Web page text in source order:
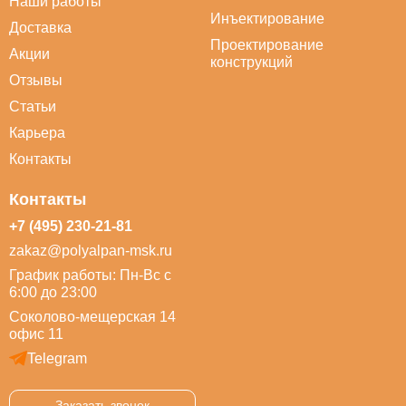
Доставка
Акции
Отзывы
Статьи
Карьера
Контакты
Инъектирование
Проектирование
конструкций
Контакты
+7 (495) 230-21-81
zakaz@polyalpan-msk.ru
График работы: Пн-Вс с
6:00 до 23:00
Соколово-мещерская 14
офис 11
Telegram